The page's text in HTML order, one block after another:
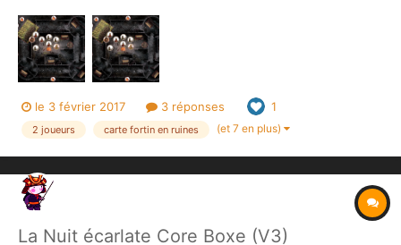
menée par Zogar Sag". Télécharger : La Nuit écarlate.pdf Une
version C...
le 3 février 2017 3 réponses 1
2 joueurs carte fortin en ruines (et 7 en plus)
La Nuit écarlate Core Boxe (V3)